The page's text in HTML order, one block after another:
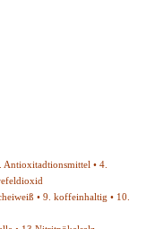
Antioxitadtionsmittel • 4.
• 9. koffeinhaltig • 10.